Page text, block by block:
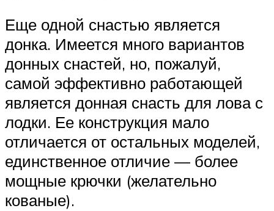
Еще одной снастью является
донка. Имеется много вариантов
донных снастей, но, пожалуй,
самой эффективно работающей
является донная снасть для лова с
лодки. Ее конструкция мало
отличается от остальных моделей,
единственное отличие — более
мощные крючки (желательно
кованые).